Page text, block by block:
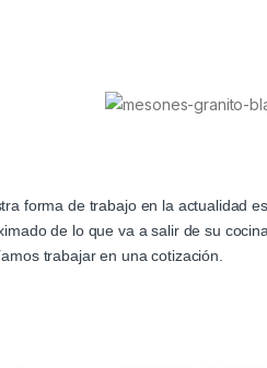
forma de trabajo en la actualidad
de lo que va a salir de su
trabajar en una cotización.